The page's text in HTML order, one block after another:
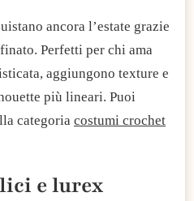
ancora l’estate grazie
Perfetti per chi ama
aggiungono texture e
più lineari. Puoi
categoria costumi crochet
e lurex